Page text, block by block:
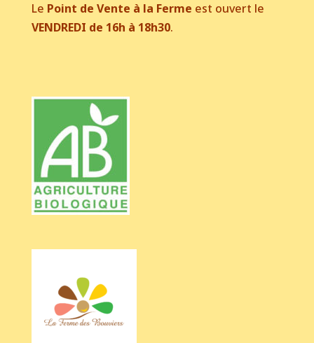
Le Point de Vente à la Ferme est ouvert le
VENDREDI de 16h à 18h30.